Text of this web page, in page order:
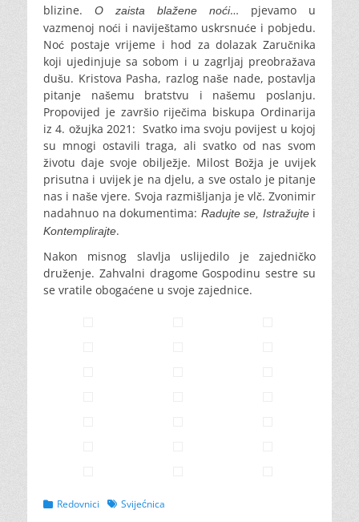
blizine. O zaista blažene noći… pjevamo u
vazmenoj noći i naviještamo uskrsnuće i pobjedu.
Noć postaje vrijeme i hod za dolazak Zaručnika
koji ujedinjuje sa sobom i u zagrljaj preobražava
dušu. Kristova Pasha, razlog naše nade, postavlja
pitanje našemu bratstvu i našemu poslanju.
Propovijed je završio riječima biskupa Ordinarija
iz 4. ožujka 2021: Svatko ima svoju povijest u kojoj
su mnogi ostavili traga, ali svatko od nas svom
životu daje svoje obilježje. Milost Božja je uvijek
prisutna i uvijek je na djelu, a sve ostalo je pitanje
nas i naše vjere. Svoja razmišljanja je vlč. Zvonimir
nadahnuo na dokumentima: Radujte se, Istražujte i
Kontemplirajte.
Nakon misnog slavlja uslijedilo je zajedničko
druženje. Zahvalni dragome Gospodinu sestre su
se vratile obogaćene u svoje zajednice.
Categories
Redovnici TagsSvijećnica